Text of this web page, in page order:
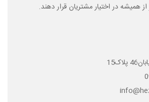
همیشه در اختیار مشتریان قرار دهند.